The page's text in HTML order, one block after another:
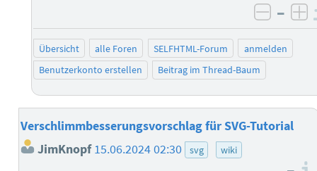
–
Übersicht alle Foren SELFHTML-Forum
anmelden
Benutzerkonto erstellen
Beitrag im Thread-Baum
Verschlimmbesserungsvorschlag für SVG-Tutorial
JimKnopf 15.06.2024 02:30 svg wiki